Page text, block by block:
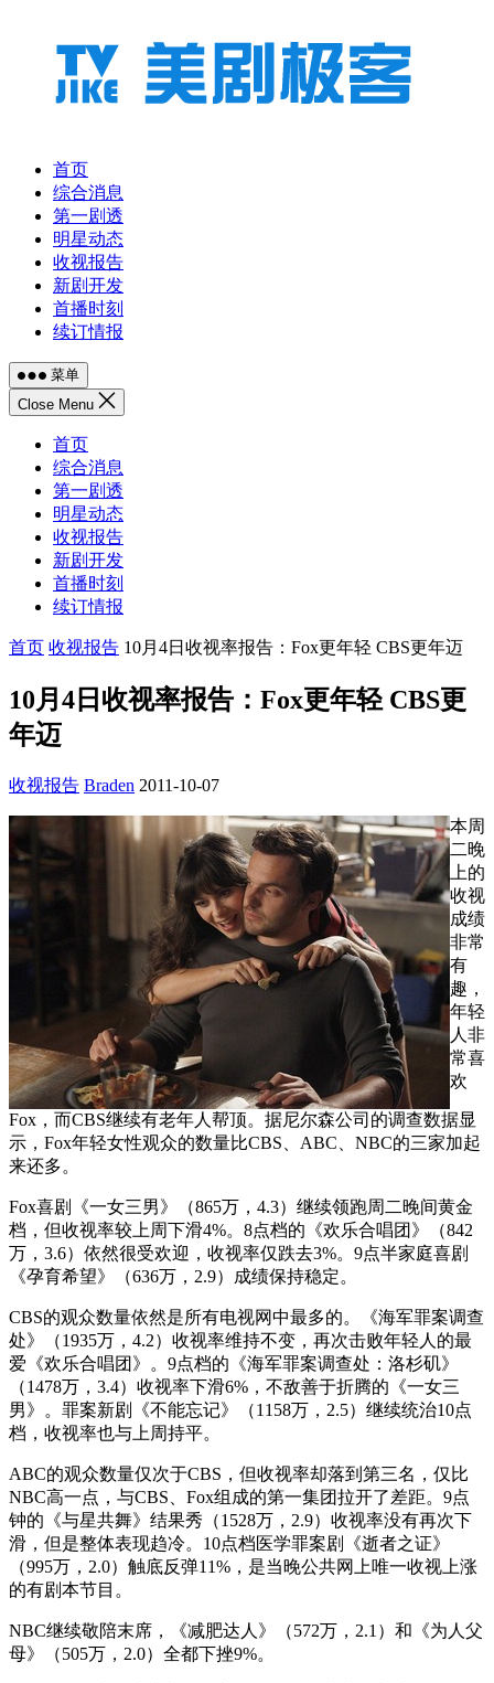
首页
综合消息
第一剧透
明星动态
收视报告
新剧开发
首播时刻
续订情报
菜单
Close Menu
首页
综合消息
第一剧透
明星动态
收视报告
新剧开发
首播时刻
续订情报
首页 收视报告 10月4日收视率报告：Fox更年轻 CBS更年迈
10月4日收视率报告：Fox更年轻 CBS更
年迈
收视报告 Braden 2011-10-07
本周
二晚
上的
收视
成绩
非常
有
趣，
年轻
人非
常喜
欢
Fox，而CBS继续有老年人帮顶。据尼尔森公司的调查数据显
示，Fox年轻女性观众的数量比CBS、ABC、NBC的三家加起
来还多。
Fox喜剧《一女三男》（865万，4.3）继续领跑周二晚间黄金
档，但收视率较上周下滑4%。8点档的《欢乐合唱团》（842
万，3.6）依然很受欢迎，收视率仅跌去3%。9点半家庭喜剧
《孕育希望》（636万，2.9）成绩保持稳定。
CBS的观众数量依然是所有电视网中最多的。《海军罪案调查
处》（1935万，4.2）收视率维持不变，再次击败年轻人的最
爱《欢乐合唱团》。9点档的《海军罪案调查处：洛杉矶》
（1478万，3.4）收视率下滑6%，不敌善于折腾的《一女三
男》。罪案新剧《不能忘记》（1158万，2.5）继续统治10点
档，收视率也与上周持平。
ABC的观众数量仅次于CBS，但收视率却落到第三名，仅比
NBC高一点，与CBS、Fox组成的第一集团拉开了差距。9点
钟的《与星共舞》结果秀（1528万，2.9）收视率没有再次下
滑，但是整体表现趋冷。10点档医学罪案剧《逝者之证》
（995万，2.0）触底反弹11%，是当晚公共网上唯一收视上涨
的有剧本节目。
NBC继续敬陪末席，《减肥达人》（572万，2.1）和《为人父
母》（505万，2.0）全都下挫9%。